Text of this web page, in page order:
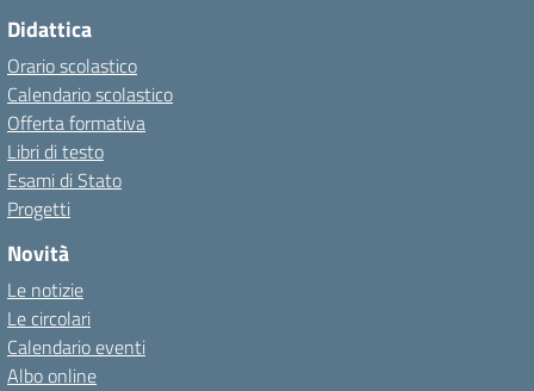
Didattica
Orario scolastico
Calendario scolastico
Offerta formativa
Libri di testo
Esami di Stato
Progetti
Novità
Le notizie
Le circolari
Calendario eventi
Albo online